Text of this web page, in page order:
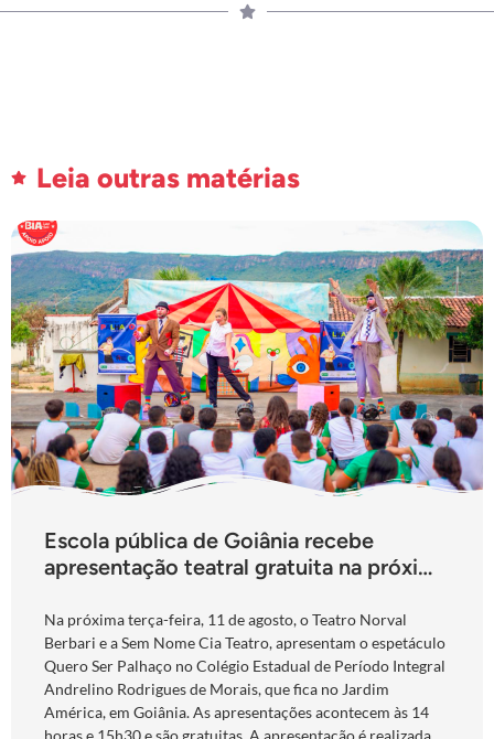
Leia outras matérias
Escola pública de Goiânia recebe
apresentação teatral gratuita na próxima
Na próxima terça-feira, 11 de agosto, o Teatro Norval
Berbari e a Sem Nome Cia Teatro, apresentam o espetáculo
Quero Ser Palhaço no Colégio Estadual de Período Integral
Andrelino Rodrigues de Morais, que fica no Jardim
América, em Goiânia. As apresentações acontecem às 14
horas e 15h30 e são gratuitas. A apresentação é realizada